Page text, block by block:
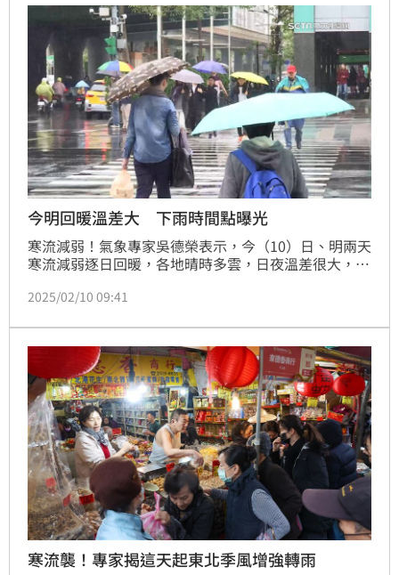
今明回暖溫差大 下雨時間點曝光
寒流減弱！氣象專家吳德榮表示，今（10）日、明兩天
寒流減弱逐日回暖，各地晴時多雲，日夜溫差很大，早
圍由南向北、逐漸擴及全台，各地元宵節活動應有備
2025/02/10 09:41
寒流襲！專家揭這天起東北季風增強轉雨